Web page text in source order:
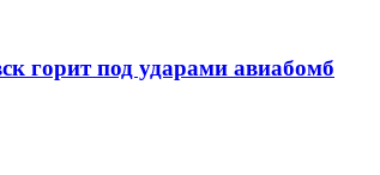
горит под ударами авиабомб